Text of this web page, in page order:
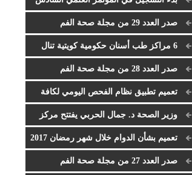
لإدارة طب الأسنان كداك 2019
صدر العدد 29 من مجلة صحة الفم
6 مراكز طب أسنان حكومية كويتية تنال
أعلى درجات الاعتراف الكندي الماسي
صدر العدد 28 من مجلة صحة الفم
تعميم تطبيق نظام الفحص اليومي لكافة
تخصصات طب الأسنان بجميع مراكز طب الأسنان
التخصصية
وزير الصحة د. جمال الحربي يفتتح مركز
الفروانية التخصصي لطب الأسنان
تعميم بشأن الدوام خلال شهر رمضان 2017
صدر العدد 27 من مجلة صحة الفم